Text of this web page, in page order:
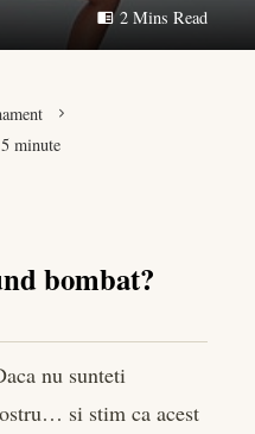
2 Mins Read
minute
bombat?
nu sunteti
si stim ca acest